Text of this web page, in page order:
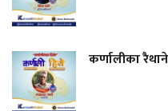
कर्णालीका